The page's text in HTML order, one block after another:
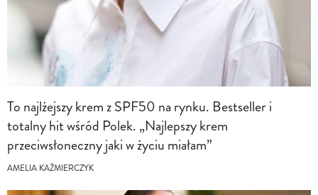
To najlżejszy krem z SPF50 na rynku. Bestseller i
totalny hit wśród Polek. „Najlepszy krem
przeciwsłoneczny jaki w życiu miałam”
AMELIA KAŹMIERCZYK